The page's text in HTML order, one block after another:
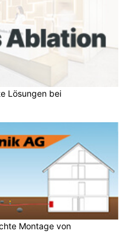
Lösungen bei
Montage von